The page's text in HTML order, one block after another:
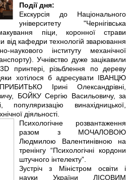
Події дня:
Екскурсія до Національного
університету "Чернігівська
піци, коронної страви
від кафедри технологій зварювання
наукового інституту механічної
Учнівство дуже зацікавили
принтері, різьблення по дереву
хотілося б адресувати ІВАНЦЮ
Ірині Олександрівні,
БОЙКУ Сергію Васильовичу, за
популяризацію винахідницької,
діяльності.
Психологічне розвантаження
разом з МОЧАЛОВОЮ
Людмилою Валентинівною на
тренінгу “Психологічні кордони
штучного інтелекту”.
Зустріч з Міністром освіти і
науки України ЛІСОВИМ